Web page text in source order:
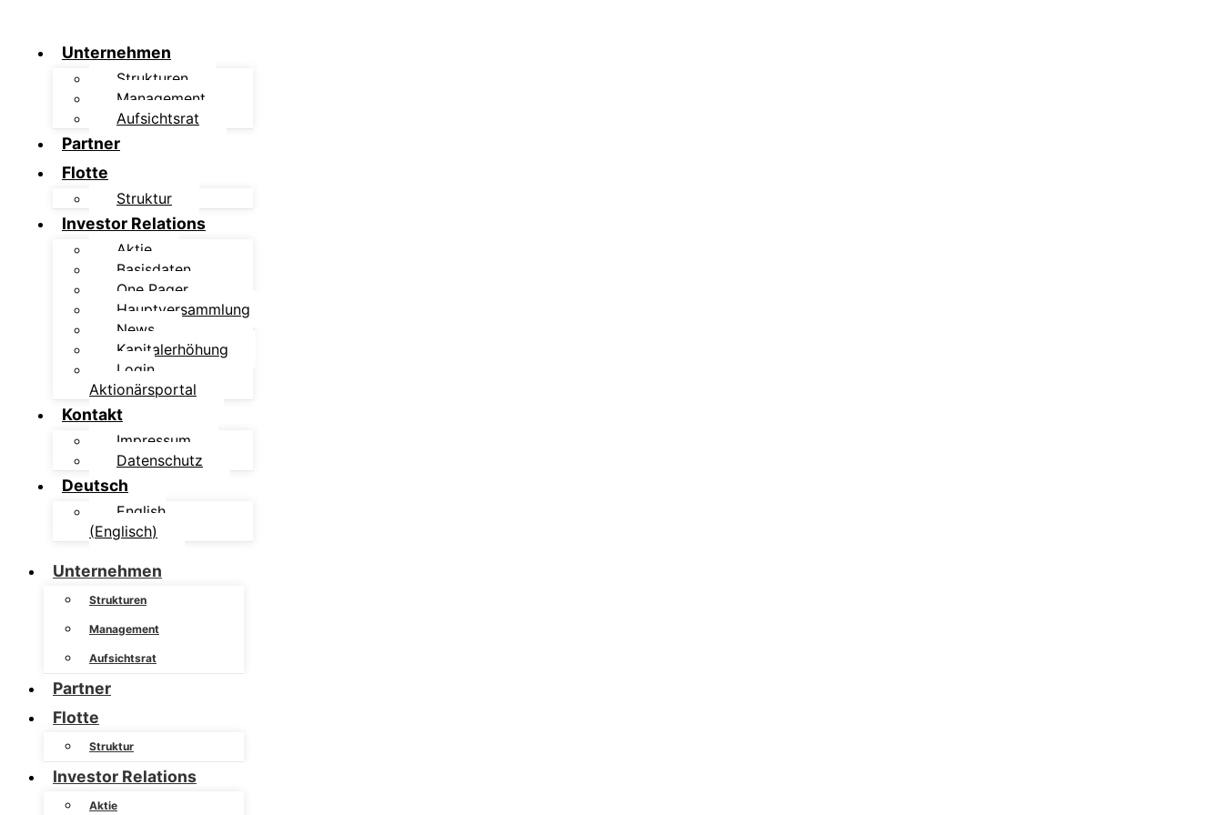
Unternehmen
Strukturen
Management
Aufsichtsrat
Partner
Flotte
Struktur
Investor Relations
Aktie
Basisdaten
One Pager
Hauptversammlung
News
Kapitalerhöhung
Login
Aktionärsportal
Kontakt
Impressum
Datenschutz
Deutsch
English
(Englisch)
Unternehmen
Strukturen
Management
Aufsichtsrat
Partner
Flotte
Struktur
Investor Relations
Aktie